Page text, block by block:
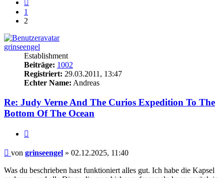
1
2
grinseengel
Establishment
Beiträge: 1002
Registriert: 29.03.2011, 13:47
Echter Name: Andreas
Re: Judy Verne And The Curios Expedition To The
Bottom Of The Ocean
Beitrag
von grinseengel » 02.12.2025, 11:40
Was du beschrieben hast funktioniert alles gut. Ich habe die Kapsel